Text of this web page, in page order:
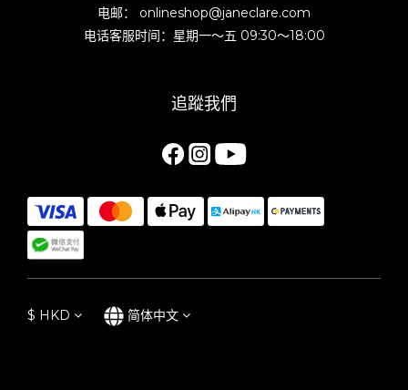
电邮： onlineshop@janeclare.com
电话客服时间：星期一～五 09:30～18:00
追蹤我們
$ HKD 简体中文